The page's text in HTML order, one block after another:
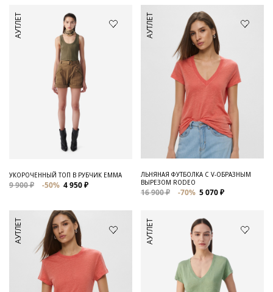
АУТЛЕТ
УКОРОЧЕННЫЙ ТОП В РУБЧИК EMMA
9 900 ₽ -50% 4 950 ₽
АУТЛЕТ
ЛЬНЯНАЯ ФУТБОЛКА С V-ОБРАЗНЫМ
ВЫРЕЗОМ RODEO
16 900 ₽ -70% 5 070 ₽
АУТЛЕТ АУТЛЕТ